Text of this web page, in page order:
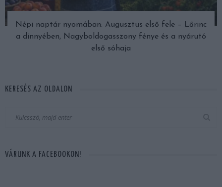
Népi naptár nyomában: Augusztus első fele – Lőrinc
a dinnyében, Nagyboldogasszony fénye és a nyárutó
első sóhaja
KERESÉS AZ OLDALON
VÁRUNK A FACEBOOKON!